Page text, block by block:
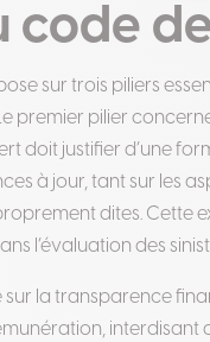
code
sur trois piliers
premier pilier
doit justifier d’une
à jour, tant sur les
dites. Cette
l’évaluation des
la transparence